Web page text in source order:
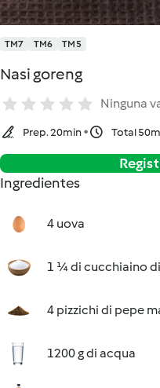
TM7 TM6 TM5
Nasi goreng
Ninguna
Prep. 20min Total
Ingredientes
4 uova
1 ¼ di cucchiaino
4 pizzichi di pepe
1200 g di acqua